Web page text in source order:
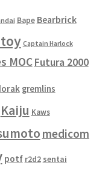
Bape Bearbrick
Captain Harlock
MOCFutura 2000
gremlins
Kaiju Kaws
medicom
potf r2d2 sentai